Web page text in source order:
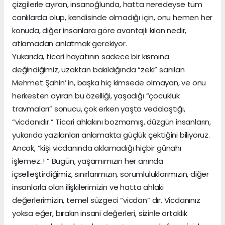
çizgilerle ayıran, insanoğlunda, hatta neredeyse tüm
canlılarda olup, kendisinde olmadığı için, onu hemen her
konuda, diğer insanlara göre avantajlı kılan nedir,
atlamadan anlatmak gerekiyor.
Yukarıda, ticari hayatının sadece bir kısmına
değindiğimiz, uzaktan bakıldığında “zeki” sanılan
Mehmet Şahin’ in, başka hiç kimsede olmayan, ve onu
herkesten ayıran bu özelliği, yaşadığı “çocukluk
travmaları” sonucu, çok erken yaşta vedalaştığı,
“vicdanıdır.” Ticari ahlakını bozmamış, düzgün insanların,
yukarıda yazılanları anlamakta güçlük çektiğini biliyoruz.
Ancak, “kişi vicdanında aklamadığı hiçbir günahı
işlemez..! ” Bugün, yaşamımızın her anında
içselleştirdiğimiz, sınırlarımızın, sorumluluklarımızın, diğer
insanlarla olan ilişkilerimizin ve hatta ahlaki
değerlerimizin, temel süzgeci “vicdan” dır. Vicdanınız
yoksa eğer, bırakın insani değerleri, sizinle ortaklık